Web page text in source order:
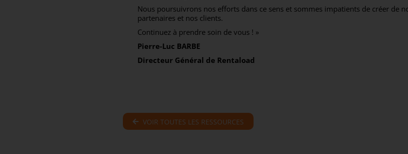
Nous poursuivrons nos efforts dans ce sens et sommes impatients de créer de
partenaires et nos clients.
Continuez à prendre soin de vous ! »
Pierre-Luc BARBE
Directeur Général de Rentaload
VOIR TOUTES LES RESSOURCES